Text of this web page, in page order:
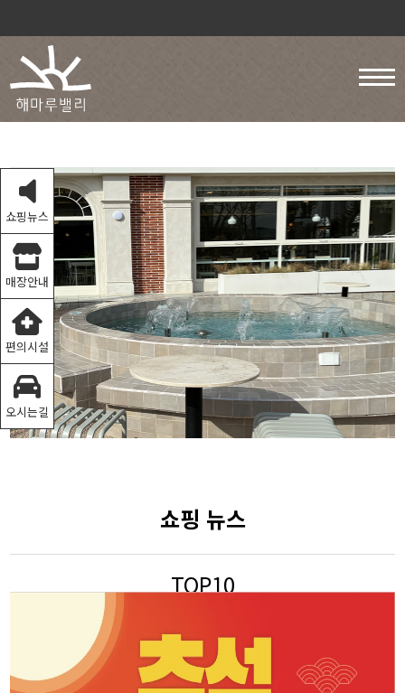
쇼핑뉴스
매장안내
편의시설
오시는길
쇼핑 뉴스
TOP10